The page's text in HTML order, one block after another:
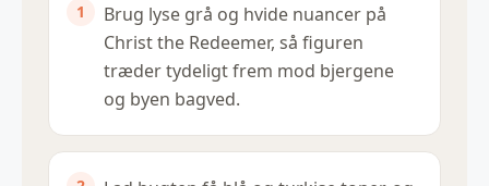
Brug lyse grå og hvide nuancer på
Christ the Redeemer, så figuren
træder tydeligt frem mod bjergene
og byen bagved.